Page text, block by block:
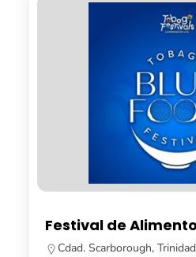
Festival de
Cdad. Scarborough,